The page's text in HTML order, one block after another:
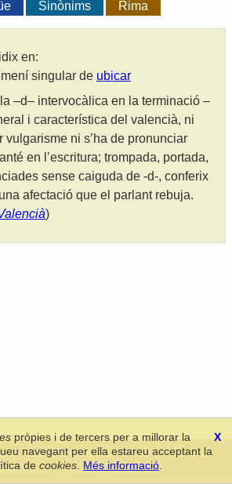
Sinònims Rima
en:
singular de ubicar
–d– intervocàlica en la terminació –
i característica del valencià, ni
vulgarisme ni s’ha de pronunciar
en l’escritura; trompada, portada,
sense caiguda de -d-, conferix
afectació que el parlant rebuja.
)
Valencianes-Real Acadèmia de
-Política de privacitat
X
pròpies i de tercers per a millorar la
navegant per ella estareu acceptant la
de cookies Més informació